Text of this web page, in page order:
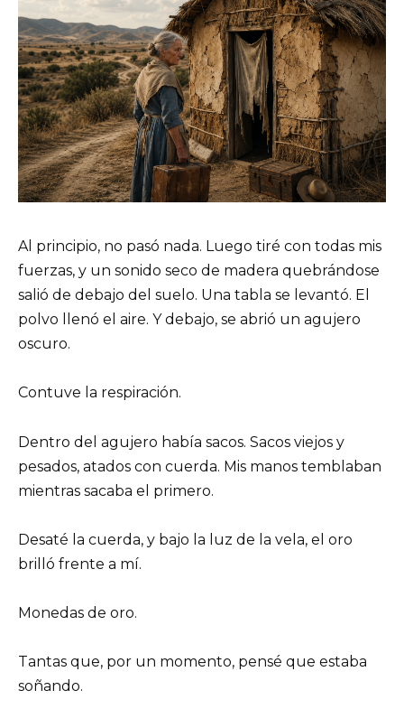
Al principio, no pasó nada. Luego tiré con todas mis
fuerzas, y un sonido seco de madera quebrándose
salió de debajo del suelo. Una tabla se levantó. El
polvo llenó el aire. Y debajo, se abrió un agujero
oscuro.
Contuve la respiración.
Dentro del agujero había sacos. Sacos viejos y
pesados, atados con cuerda. Mis manos temblaban
mientras sacaba el primero.
Desaté la cuerda, y bajo la luz de la vela, el oro
brilló frente a mí.
Monedas de oro.
Tantas que, por un momento, pensé que estaba
soñando.